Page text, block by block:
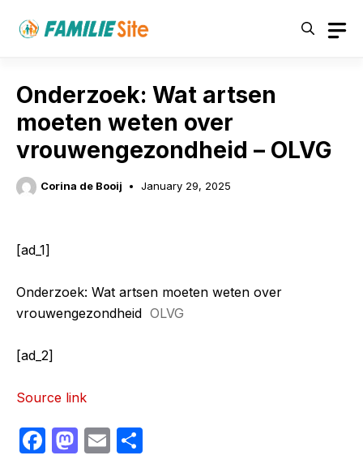
Onderzoek: Wat artsen
moeten weten over
vrouwengezondheid – OLVG
Corina de Booij January 29, 2025
[ad_1]
Onderzoek: Wat artsen moeten weten over
vrouwengezondheid OLVG
[ad_2]
Source link
F
M E